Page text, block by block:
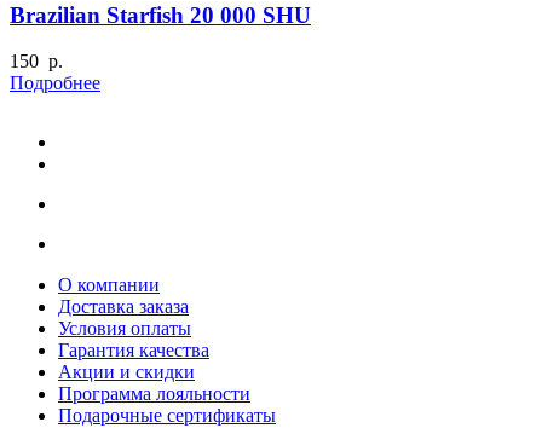
Brazilian Starfish 20 000 SHU
150 р.
Подробнее
О компании
Доставка заказа
Условия оплаты
Гарантия качества
Акции и скидки
Программа лояльности
Подарочные сертификаты